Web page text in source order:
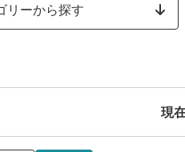
リーから探す
現